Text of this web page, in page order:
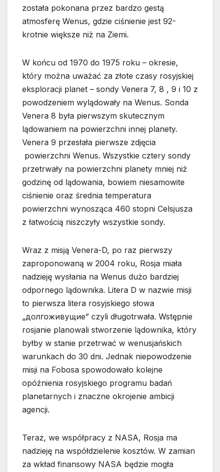
została pokonana przez bardzo gestą
atmosferę Wenus, gdzie ciśnienie jest 92-
krotnie większe niż na Ziemi.
W końcu od 1970 do 1975 roku – okresie,
który można uważać za złote czasy rosyjskiej
eksploracji planet – sondy Venera 7, 8 , 9 i 10 z
powodzeniem wylądowały na Wenus. Sonda
Venera 8 była pierwszym skutecznym
lądowaniem na powierzchni innej planety.
Venera 9 przesłała pierwsze zdjęcia
powierzchni Wenus. Wszystkie cztery sondy
przetrwały na powierzchni planety mniej niż
godzinę od lądowania, bowiem niesamowite
ciśnienie oraz średnia temperatura
powierzchni wynosząca 460 stopni Celsjusza
z łatwością niszczyły wszystkie sondy.
Wraz z misją Venera-D, po raz pierwszy
zaproponowaną w 2004 roku, Rosja miała
nadzieję wysłania na Wenus dużo bardziej
odpornego lądownika. Litera D w nazwie misji
to pierwsza litera rosyjskiego słowa
„долгоживущие” czyli długotrwała. Wstępnie
rosjanie planowali stworzenie lądownika, który
byłby w stanie przetrwać w wenusjańskich
warunkach do 30 dni. Jednak niepowodzenie
misji na Fobosa spowodowało kolejne
opóźnienia rosyjskiego programu badań
planetarnych i znaczne okrojenie ambicji
agencji.
Teraz, we współpracy z NASA, Rosja ma
nadzieję na współdzielenie kosztów. W zamian
za wkład finansowy NASA będzie mogła